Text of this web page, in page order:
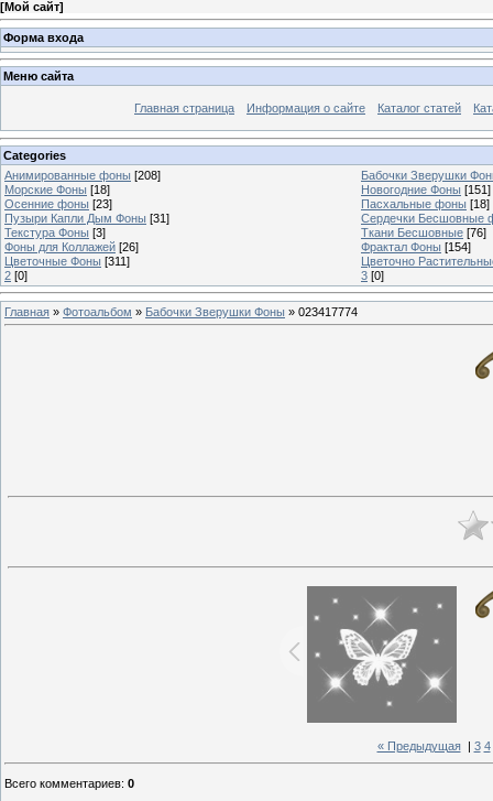
[Мой сайт]
Форма входа
Меню сайта
Главная страница Информация о сайте Каталог статей
Categories
Анимированные фоны [208]
Бабочки Зверушки
Морские Фоны [18] Новогодние Фоны [151]
Осенние фоны [23] Пасхальные фоны [18]
Пузыри Капли Дым Фоны [31]
Сердечки Бесшовные
Текстура Фоны [3] Ткани Бесшовные [76]
Фоны для Коллажей [26] Фрактал Фоны [154]
Цветочные Фоны [311]
Цветочно
2 [0] 3 [0]
Главная » Фотоальбом » Бабочки Зверушки Фоны » 023417774
« Предыдущая| 3 4
Всего комментариев: 0